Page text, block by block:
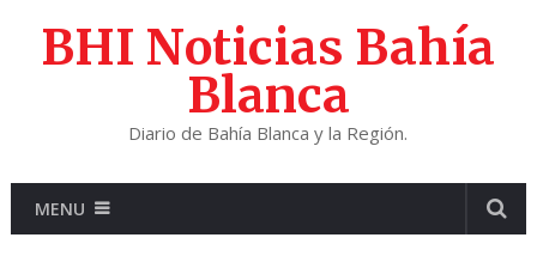
BHI Noticias Bahía
Blanca
Diario de Bahía Blanca y la Región.
MENU